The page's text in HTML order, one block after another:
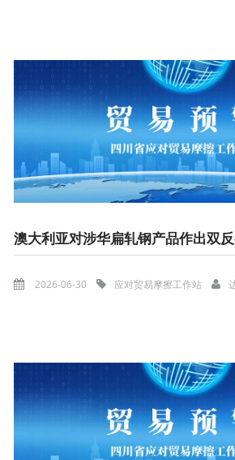
澳大利亚对涉华扁轧钢产品作出双
2026-06-30 应对贸易摩擦工作站